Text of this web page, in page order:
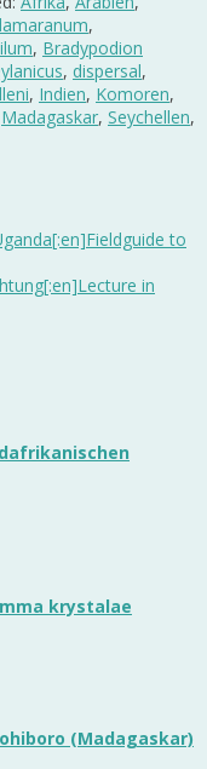
,
, Bradypodion
, dispersal,
, Indien, Komoren,
Madagaskar, Seychellen,
to
in
krystalae
(Madagaskar)